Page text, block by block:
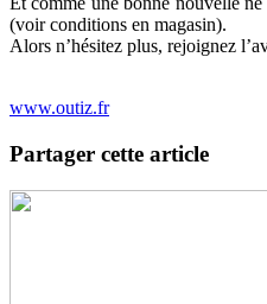
(voir conditions en magasin).
Alors n’hésitez plus, rejoignez
www.outiz.fr
Partager cette article